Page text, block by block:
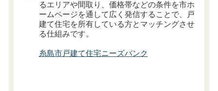
るエリアや間取り、価格帯などの条件を市ホ
ームページを通して広く発信することで、戸
建て住宅を所有している方とマッチングさせ
る仕組みです。
糸島市戸建て住宅ニーズバンク